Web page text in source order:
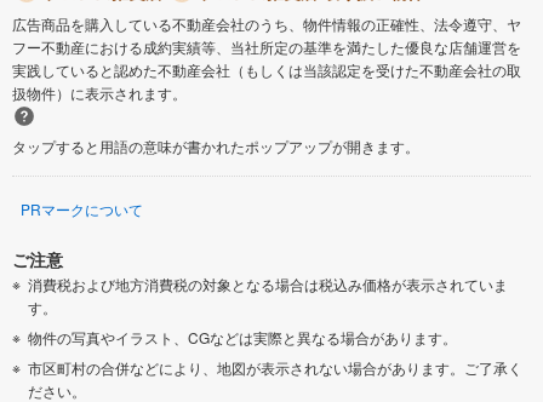
広告商品を購入している不動産会社のうち、物件情報の正確性、法令遵守、ヤ
フー不動産における成約実績等、当社所定の基準を満たした優良な店舗運営を
実践していると認めた不動産会社（もしくは当該認定を受けた不動産会社の取
扱物件）に表示されます。
タップすると用語の意味が書かれたポップアップが開きます。
PRマークについて
ご注意
消費税および地方消費税の対象となる場合は税込み価格が表示されていま
す。
物件の写真やイラスト、CGなどは実際と異なる場合があります。
市区町村の合併などにより、地図が表示されない場合があります。ご了承く
ださい。